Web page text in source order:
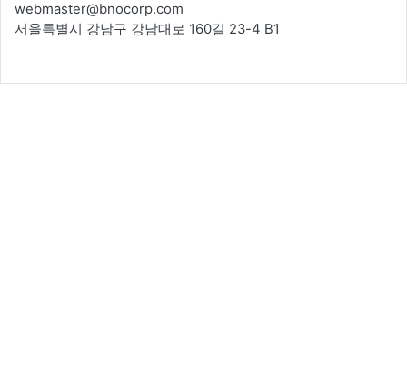
webmaster@bnocorp.com
서울특별시 강남구 강남대로 160길 23-4 B1